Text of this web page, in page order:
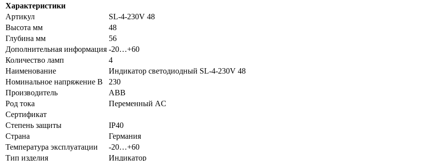
Характеристики
Артикул
SL-4-230V 48
Высота мм
48
Глубина мм
56
Дополнительная информация -20…+60
Количество ламп
4
Наименование
Индикатор светодиодный SL-4-230V 48
Номинальное напряжение В
230
Производитель
ABB
Род тока
Переменный AC
Сертификат
Степень защиты
IP40
Страна
Германия
Температура эксплуатации
-20…+60
Тип изделия
Индикатор